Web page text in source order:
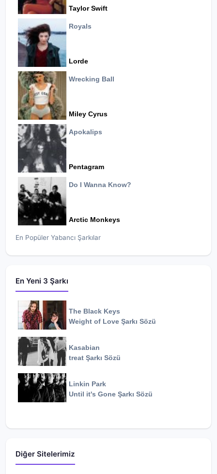
Taylor Swift
Royals
Lorde
Wrecking Ball
Miley Cyrus
Apokalips
Pentagram
Do I Wanna Know?
Arctic Monkeys
En Popüler Yabancı Şarkılar
En Yeni 3 Şarkı
The Black Keys
Weight of Love Şarkı Sözü
Kasabian
treat Şarkı Sözü
Linkin Park
Until it's Gone Şarkı Sözü
Diğer Sitelerimiz